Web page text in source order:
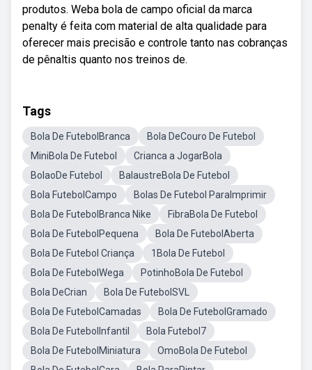
produtos. Weba bola de campo oficial da marca
penalty é feita com material de alta qualidade para
oferecer mais precisão e controle tanto nas cobranças
de pênaltis quanto nos treinos de.
Tags
Bola De FutebolBranca
Bola DeCouro De Futebol
MiniBola De Futebol
Crianca a JogarBola
BolaoDe Futebol
BalaustreBola De Futebol
Bola FutebolCampo
Bolas De Futebol ParaImprimir
Bola De FutebolBranca Nike
FibraBola De Futebol
Bola De FutebolPequena
Bola De FutebolAberta
Bola De Futebol Criança
1Bola De Futebol
Bola De FutebolWega
PotinhoBola De Futebol
Bola DeCrian
Bola De FutebolSVL
Bola De FutebolCamadas
Bola De FutebolGramado
Bola De FutebolInfantil
Bola Futebol7
Bola De FutebolMiniatura
OmoBola De Futebol